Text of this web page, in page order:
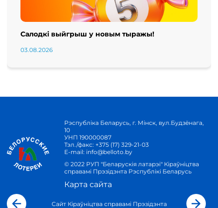
Салодкі выйгрыш у новым тыражы!
03.08.2026
Рэспубліка Беларусь, г. Мінск, вул.Будзёнага,
10
УНП 190000087
Тэл./факс: +375 (17) 329-21-03
E-mail: info@belloto.by
© 2022 РУП "Беларускія латарэі" Кіраўніцтва
справамі Прэзідэнта Рэспублікі Беларусь
Карта сайта
Сайт Кіраўніцтва справамі Прэзідэнта